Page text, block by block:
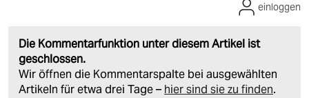
Die Kommentarfunktion unter diesem Artikel ist
geschlossen.
Wir öffnen die Kommentarspalte bei ausgewählten
Artikeln für etwa drei Tage – hier sind sie zu finden.
einloggen